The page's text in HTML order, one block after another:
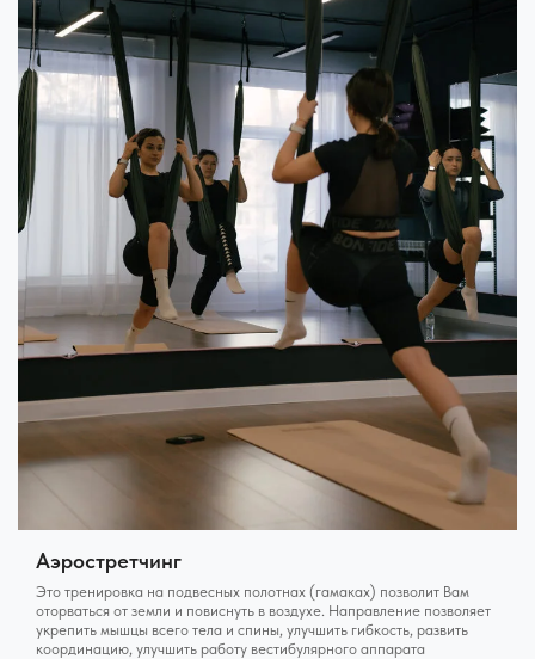
Аэростретчинг
Это тренировка на подвесных полотнах (гамаках) позволит Вам
оторваться от земли и повиснуть в воздухе. Направление позволяет
укрепить мышцы всего тела и спины, улучшить гибкость, развить
координацию, улучшить работу вестибулярного аппарата